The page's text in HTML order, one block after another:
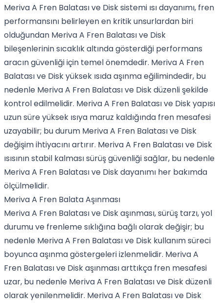
Meriva A Fren Balatası ve Disk sistemi ısı dayanımı, fren
performansını belirleyen en kritik unsurlardan biri
olduğundan Meriva A Fren Balatası ve Disk
bileşenlerinin sıcaklık altında gösterdiği performans
aracın güvenliği için temel önemdedir. Meriva A Fren
Balatası ve Disk yüksek ısıda aşınma eğilimindedir, bu
nedenle Meriva A Fren Balatası ve Disk düzenli şekilde
kontrol edilmelidir. Meriva A Fren Balatası ve Disk yapısı
uzun süre yüksek ısıya maruz kaldığında fren mesafesi
uzayabilir; bu durum Meriva A Fren Balatası ve Disk
değişim ihtiyacını artırır. Meriva A Fren Balatası ve Disk
ısısının stabil kalması sürüş güvenliği sağlar, bu nedenle
Meriva A Fren Balatası ve Disk dayanımı her bakımda
ölçülmelidir.
Meriva A Fren Balata Aşınması
Meriva A Fren Balatası ve Disk aşınması, sürüş tarzı, yol
durumu ve frenleme sıklığına bağlı olarak değişir; bu
nedenle Meriva A Fren Balatası ve Disk kullanım süreci
boyunca aşınma göstergeleri izlenmelidir. Meriva A
Fren Balatası ve Disk aşınması arttıkça fren mesafesi
uzar, bu nedenle Meriva A Fren Balatası ve Disk düzenli
olarak yenilenmelidir. Meriva A Fren Balatası ve Disk